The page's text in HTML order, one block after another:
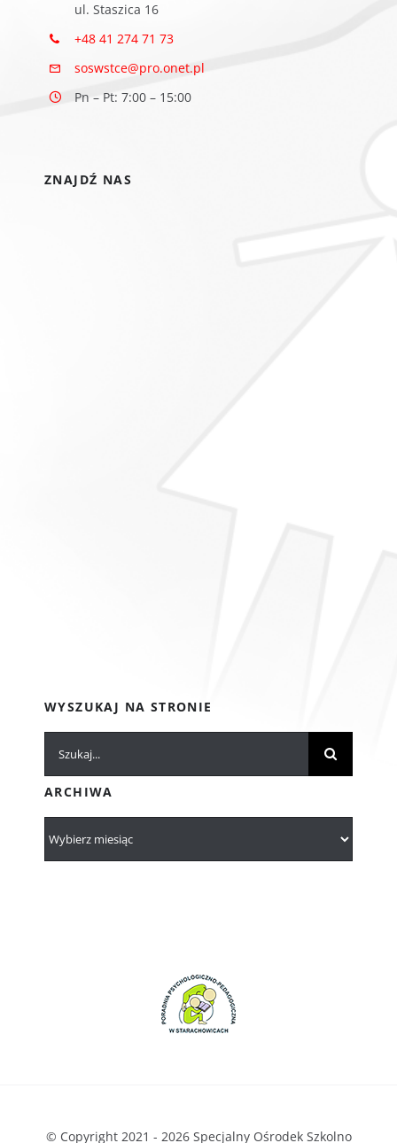
ul. Staszica 16
+48 41 274 71 73
soswstce@pro.onet.pl
Pn – Pt: 7:00 – 15:00
ZNAJDŹ NAS
WYSZUKAJ NA STRONIE
ARCHIWA
© Copyright 2021 - 2026 Specjalny Ośrodek Szkolno